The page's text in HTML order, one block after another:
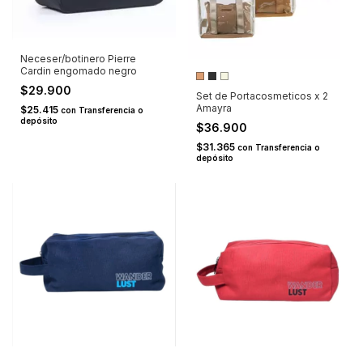
Neceser/botinero Pierre
Cardin engomado negro
$29.900
$25.415 con Transferencia o
depósito
Set de Portacosmeticos x 2
Amayra
$36.900
$31.365 con Transferencia o
depósito